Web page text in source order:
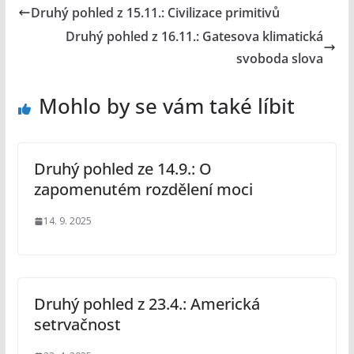
Druhý pohled z 15.11.: Civilizace primitivů
Druhý pohled z 16.11.: Gatesova klimatická
svoboda slova
Mohlo by se vám také líbit
Druhý pohled ze 14.9.: O
zapomenutém rozdělení moci
14. 9. 2025
Druhý pohled z 23.4.: Americká
setrvačnost